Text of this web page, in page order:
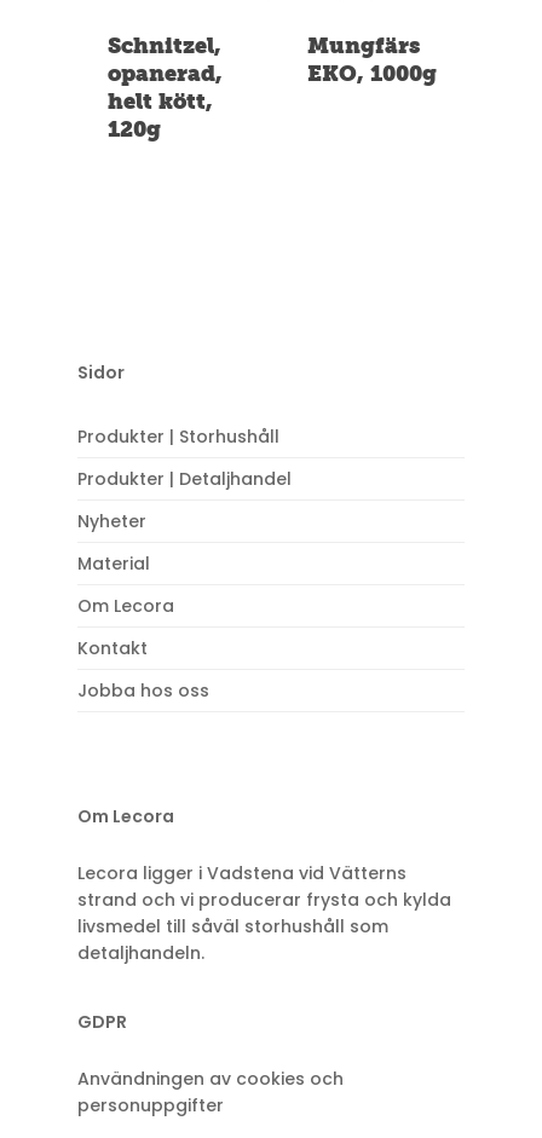
Schnitzel,
opanerad,
helt kött,
120g
Mungfärs
EKO, 1000g
Sidor
Produkter | Storhushåll
Produkter | Detaljhandel
Nyheter
Material
Om Lecora
Kontakt
Jobba hos oss
Om Lecora
Lecora ligger i Vadstena vid Vätterns
strand och vi producerar frysta och kylda
livsmedel till såväl storhushåll som
detaljhandeln.
GDPR
Användningen av cookies och
personuppgifter